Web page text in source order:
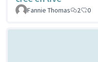
Fannie Thomas
2 0